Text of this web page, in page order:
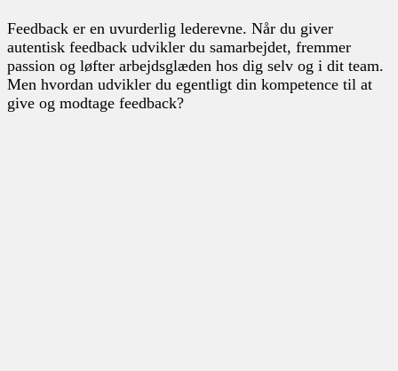
Feedback er en uvurderlig lederevne. Når du giver
autentisk feedback udvikler du samarbejdet, fremmer
passion og løfter arbejdsglæden hos dig selv og i dit team.
Men hvordan udvikler du egentligt din kompetence til at
give og modtage feedback?